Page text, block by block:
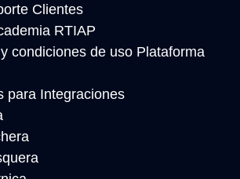
Clientes
RTIAP
condiciones de uso Plataforma
para Integraciones